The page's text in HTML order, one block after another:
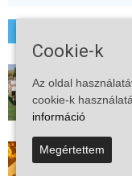
2026-
Mi
Cookie-k
Az oldal
cookie-k
információ
Megértettem